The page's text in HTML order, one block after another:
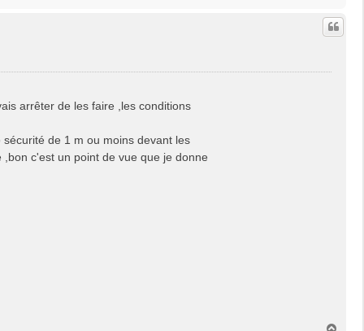
u
arrêter de les faire ,les conditions
de 1 m ou moins devant les
c'est un point de vue que je donne